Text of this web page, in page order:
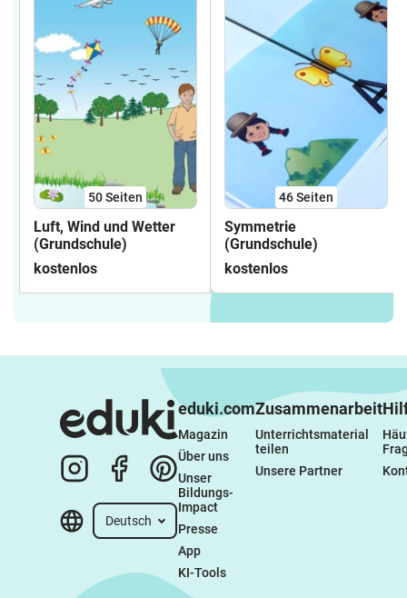
50Seiten
Luft, Wind und Wetter
(Grundschule)
kostenlos
46Seiten
Symmetrie
(Grundschule)
kostenlos
Deutsch
eduki.com
Magazin
Über uns
Unser
Bildungs-
Impact
Presse
App
KI-Tools
Zusammenarbeit
Unterrichtsmaterial
teilen
Unsere Partner